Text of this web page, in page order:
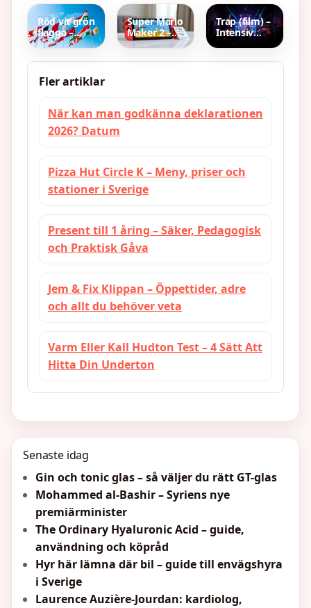
Guide till
SVT Play
och NRK
Och Regler
symtom
och
behandling
Röd vit grön
flagga –
lista över
deras
betydelse
Super Mario
Maker 2 –
Pris,
och
Trap (film) –
Intensiv
Konsertthriller
Karaktär
Fler artiklar
När kan man godkänna deklarationen
2026? Datum
Pizza Hut Circle K – Meny, priser och
stationer i Sverige
Present till 1 åring – Säker, Pedagogisk
och Praktisk Gåva
Jem & Fix Klippan – Öppettider, adre
och allt du behöver veta
Varm Eller Kall Hudton Test – 4 Sätt Att
Hitta Din Underton
Senaste idag
Gin och tonic glas – så väljer du rätt GT-glas
Mohammed al-Bashir – Syriens nye
premiärminister
The Ordinary Hyaluronic Acid – guide,
användning och köpråd
Hyr här lämna där bil – guide till envägshyra
i Sverige
Laurence Auzière-Jourdan: kardiolog,